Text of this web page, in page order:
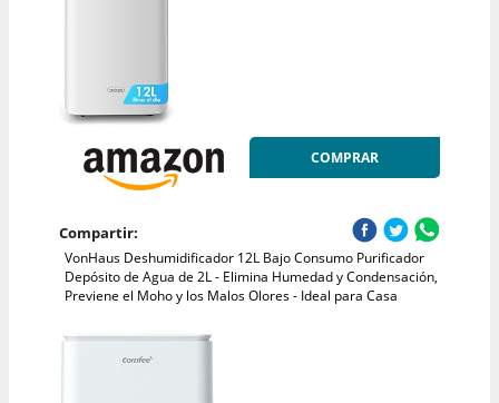
COMPRAR
Compartir:
VonHaus Deshumidificador 12L Bajo Consumo Purificador
Depósito de Agua de 2L - Elimina Humedad y Condensación,
Previene el Moho y los Malos Olores - Ideal para Casa